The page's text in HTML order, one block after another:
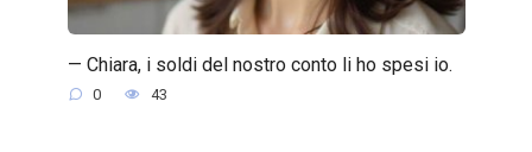
— Chiara, i soldi del nostro conto li ho spesi io.
0 43